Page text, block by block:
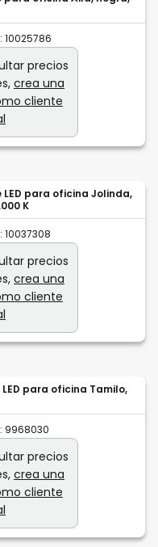
10025786
precios
crea una
cliente
para oficina Jolinda,
K
10037308
precios
crea una
cliente
para oficina Tamilo,
9968030
precios
crea una
cliente